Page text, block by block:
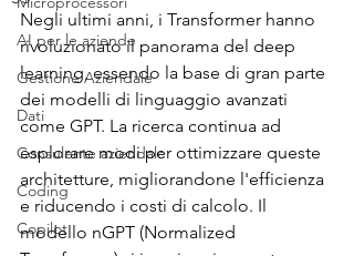
AI per le aziende
Gestione Aziendale
Dati
Consulente aziendale
Coding
Copilot
Negli ultimi anni, i Transformer hanno
rivoluzionato il panorama del deep
learning, essendo la base di gran parte
dei modelli di linguaggio avanzati
come GPT. La ricerca continua ad
esplorare modi per ottimizzare queste
architetture, migliorandone l'efficienza
e riducendo i costi di calcolo. Il
modello nGPT (Normalized